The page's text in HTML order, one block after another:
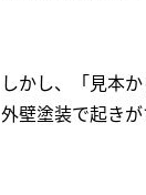
しかし、「見本
外壁塗装で起きが